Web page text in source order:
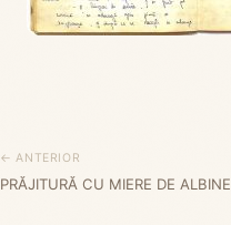
← ANTERIOR
PRĂJITURĂ CU MIERE DE ALBINE